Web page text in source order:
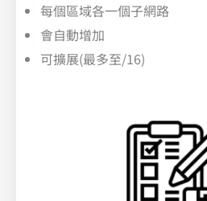
每個區域各一個子網路
會自動增加
可擴展(最多至/16)